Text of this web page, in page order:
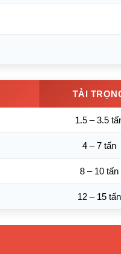
TẢI
1.5 – 3.5
4 – 7 tấn
8 – 10 tấn
12 – 15 tấn